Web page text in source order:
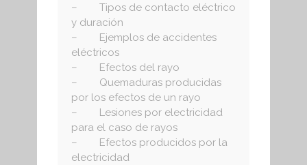
– Tipos de contacto eléctrico
y duración
– Ejemplos de accidentes
eléctricos
– Efectos del rayo
– Quemaduras producidas
por los efectos de un rayo
– Lesiones por electricidad
para el caso de rayos
– Efectos producidos por la
electricidad